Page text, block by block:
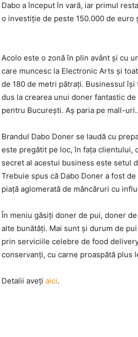
Dabo a început în vară, iar primul
o investiţie de peste 150.000 de euro
Acolo este o zonă în plin avânt şi cu
care muncesc la Electronic Arts şi
de 180 de metri pătraţi. Businessul
dus la crearea unui doner fantastic
pentru Bucureşti. Aş paria pe mall-
Brandul Dabo Doner se laudă cu
este pregătit pe loc, în faţa clientului,
secret al acestui business este setul
Trebuie spus că Dabo Doner a fost
piaţă aglomerată de mâncăruri cu
În meniu găsiţi doner de pui, doner
alte bunătăţi. Mai sunt şi durum de
prin serviciile celebre de food
conservanţi, cu carne proaspătă plus
Detalii aveţi aici.